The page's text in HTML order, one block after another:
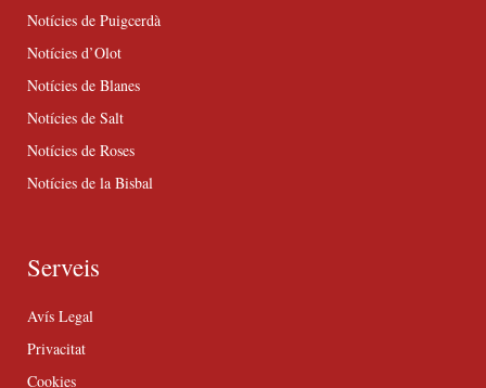
Notícies de Puigcerdà
Notícies d’Olot
Notícies de Blanes
Notícies de Salt
Notícies de Roses
Notícies de la Bisbal
Serveis
Avís Legal
Privacitat
Cookies